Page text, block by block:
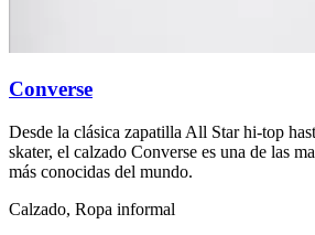
Converse
Desde la clásica zapatilla All Star hi-top
skater, el calzado Converse es una de las
más conocidas del mundo.
Calzado, Ropa informal